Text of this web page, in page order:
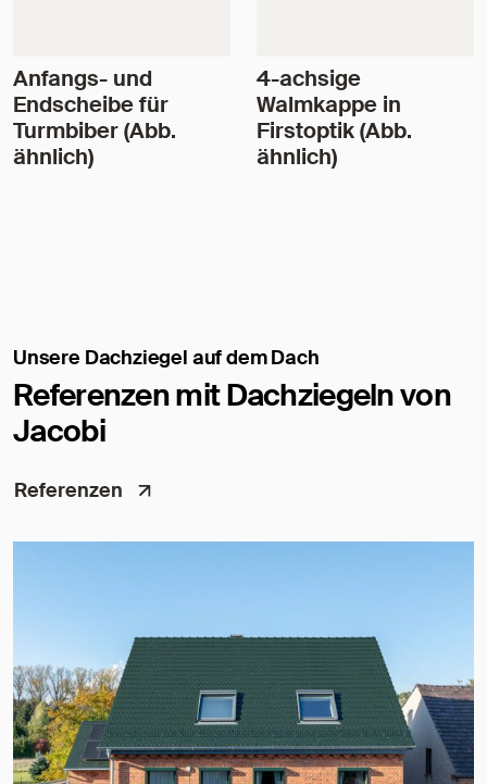
Anfangs- und
Endscheibe für
Turmbiber (Abb.
ähnlich)
4-achsige
Walmkappe in
Firstoptik (Abb.
ähnlich)
Unsere Dachziegel auf dem Dach
Referenzen mit Dachziegeln von
Jacobi
Referenzen